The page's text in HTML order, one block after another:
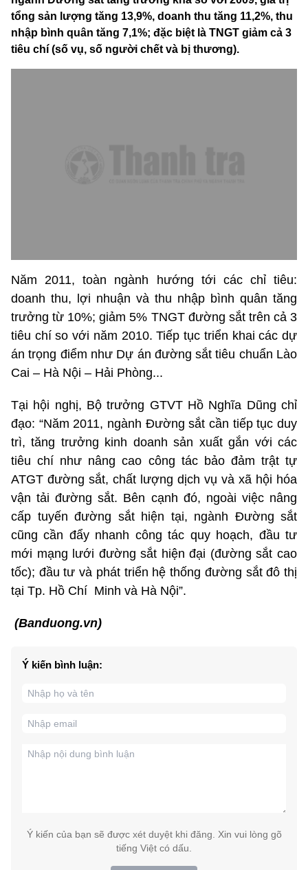
tổng sản lượng tăng 13,9%, doanh thu tăng 11,2%, thu
nhập bình quân tăng 7,1%; đặc biệt là TNGT giảm cả 3
tiêu chí (số vụ, số người chết và bị thương).
Năm 2011, toàn ngành hướng tới các chỉ tiêu:
doanh thu, lợi nhuận và thu nhập bình quân tăng
trưởng từ 10%; giảm 5% TNGT đường sắt trên cả 3
tiêu chí so với năm 2010. Tiếp tục triển khai các dự
án trọng điểm như Dự án đường sắt tiêu chuẩn Lào
Cai – Hà Nội – Hải Phòng...
Tại hội nghị, Bộ trưởng GTVT Hồ Nghĩa Dũng chỉ
đạo: “Năm 2011, ngành Đường sắt cần tiếp tục duy
trì, tăng trưởng kinh doanh sản xuất gắn với các
tiêu chí như nâng cao công tác bảo đảm trật tự
ATGT đường sắt, chất lượng dịch vụ và xã hội hóa
vận tải đường sắt. Bên cạnh đó, ngoài việc nâng
cấp tuyến đường sắt hiện tại, ngành Đường sắt
cũng cần đẩy nhanh công tác quy hoạch, đầu tư
mới mạng lưới đường sắt hiện đại (đường sắt cao
tốc); đầu tư và phát triển hệ thống đường sắt đô thị
tại Tp. Hồ Chí Minh và Hà Nội”.
(Banduong.vn)
Ý kiến bình luận:
Ý kiến của bạn sẽ được xét duyệt khi đăng. Xin vui lòng gõ
tiếng Việt có dấu.